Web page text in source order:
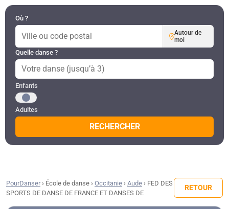
Où ?
Autour de
moi
Quelle danse ?
Public recherché
Enfants
Adultes
RECHERCHER
PourDanser› École de danse › Occitanie › Aude › FED DES
SPORTS DE DANSE DE FRANCE ET DANSES DE
RETOUR